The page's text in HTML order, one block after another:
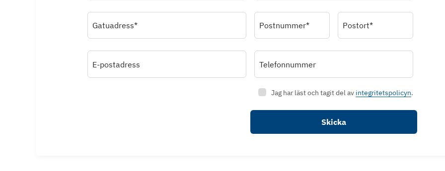
Gatuadress* Postnummer* Postort*
E-postadress Telefonnummer
Jag har läst och tagit del av integritetspolicyn.
Skicka